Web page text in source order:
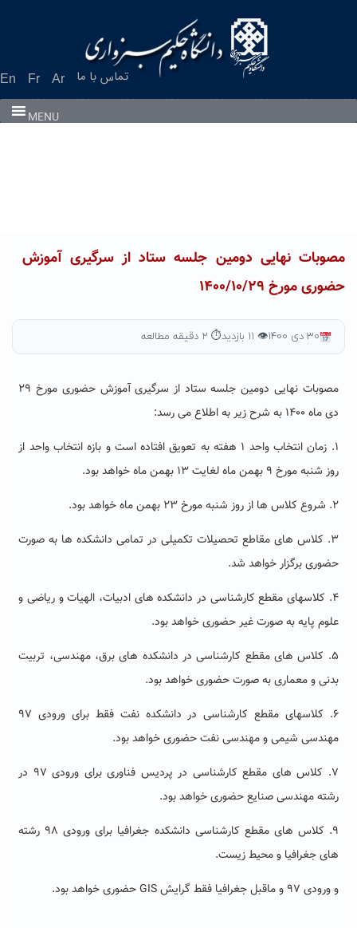
En Fr Ar تماس با ما
MENU
مصوبات نهایی دومین جلسه ستاد از سرگیری آموزش
حضوری مورخ ۱۴۰۰/۱۰/۲۹
۳۰ دی ۱۴۰۰ 👁 ۱۱ بازدید ⏱ ۲ دقیقه مطالعه
مصوبات نهایی دومین جلسه ستاد از سرگیری آموزش حضوری مورخ ۲۹
دی ماه ۱۴۰۰ به شرح زیر به اطلاع می رسد:
۱. زمان انتخاب واحد ۱ هفته به تعویق افتاده است و بازه انتخاب واحد از
روز شنبه مورخ ۹ بهمن ماه لغایت ۱۳ بهمن ماه خواهد بود.
۲. شروع کلاس ها از روز شنبه مورخ ۲۳ بهمن ماه خواهد بود.
۳. کلاس های مقاطع تحصیلات تکمیلی در تمامی دانشکده ها به صورت
حضوری برگزار خواهد شد.
۴. کلاسهای مقطع کارشناسی در دانشکده های ادبیات، الهیات و ریاضی و
علوم پایه به صورت غیر حضوری خواهد بود.
۵. کلاس های مقطع کارشناسی در دانشکده های برق، مهندسی، تربیت
بدنی و معماری به صورت حضوری خواهد بود.
۶. کلاسهای مقطع کارشناسی در دانشکده نفت فقط برای ورودی ۹۷
مهندسی شیمی و مهندسی نفت حضوری خواهد بود.
۷. کلاس های مقطع کارشناسی در پردیس فناوری برای ورودی ۹۷ در
رشته مهندسی صنایع حضوری خواهد بود.
۹. کلاس های مقطع کارشناسی دانشکده جغرافیا برای ورودی ۹۸ رشته
های جغرافیا و محیط زیست.
و ورودی ۹۷ و ماقبل جغرافیا فقط گرایش GIS حضوری خواهد بود.